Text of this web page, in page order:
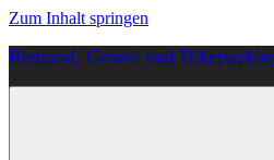
Zum Inhalt springen
Rennrad, Gravel und